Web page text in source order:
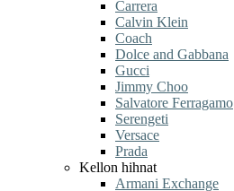
Carrera
Calvin Klein
Coach
Dolce and Gabbana
Gucci
Jimmy Choo
Salvatore Ferragamo
Serengeti
Versace
Prada
Kellon hihnat
Armani Exchange